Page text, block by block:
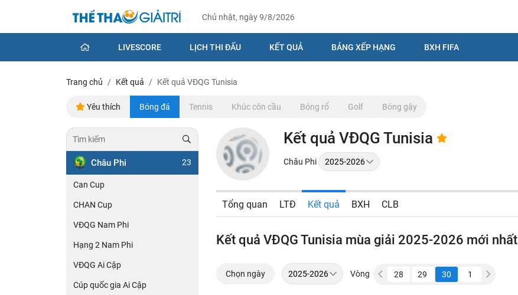
Chủ nhật, ngày 9/8/2026
LIVESCORE LỊCH THI ĐẤU KẾT QUẢ BẢNG XẾP HẠNG BXH FIFA
Trang chủ Kết quả Kết quả VĐQG Tunisia
Yêu thích Bóng đá Tennis Khúc côn cầu Bóng rổ Golf Bóng gậy
Châu Phi 23
Can Cup
CHAN Cup
VĐQG Nam Phi
Hạng 2 Nam Phi
VĐQG Ai Cập
Cúp quốc gia Ai Cập
Kết quả VĐQG Tunisia
Châu Phi
Tổng quan LTĐ Kết quả BXH CLB
Kết quả VĐQG Tunisia mùa giải 2025-2026 mới nhất
Chọn ngày Vòng
24 25 26 27 28 29 30 1